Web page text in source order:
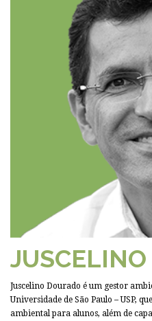
Juscelino Dourado é um gestor
Universidade de São Paulo – USP,
ambiental para alunos, além de